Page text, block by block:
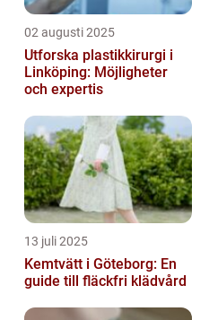
02 augusti 2025
Utforska plastikkirurgi i
Linköping: Möjligheter
och expertis
13 juli 2025
Kemtvätt i Göteborg: En
guide till fläckfri klädvård